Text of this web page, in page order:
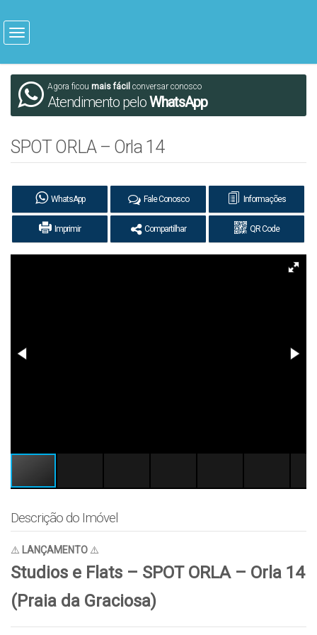
Agora ficou mais fácil conversar conosco
Atendimento peloWhatsApp
SPOT ORLA – Orla 14
WhatsApp Fale Conosco Informações
Imprimir Compartilhar QR Code
Descrição do Imóvel
⚠️ LANÇAMENTO ⚠️
Studios e Flats – SPOT ORLA – Orla 14
(Praia da Graciosa)